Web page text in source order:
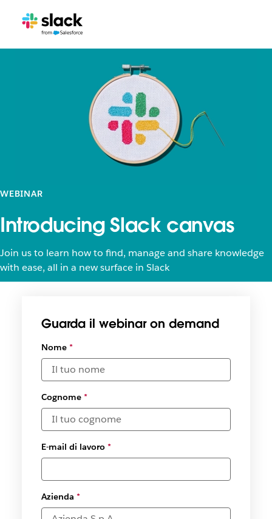
WEBINAR
Introducing Slack canvas
Join us to learn how to find, manage and share knowledge
with ease, all in a new surface in Slack
Guarda il webinar on demand
Nome*
Cognome*
E-mail di lavoro*
Azienda *